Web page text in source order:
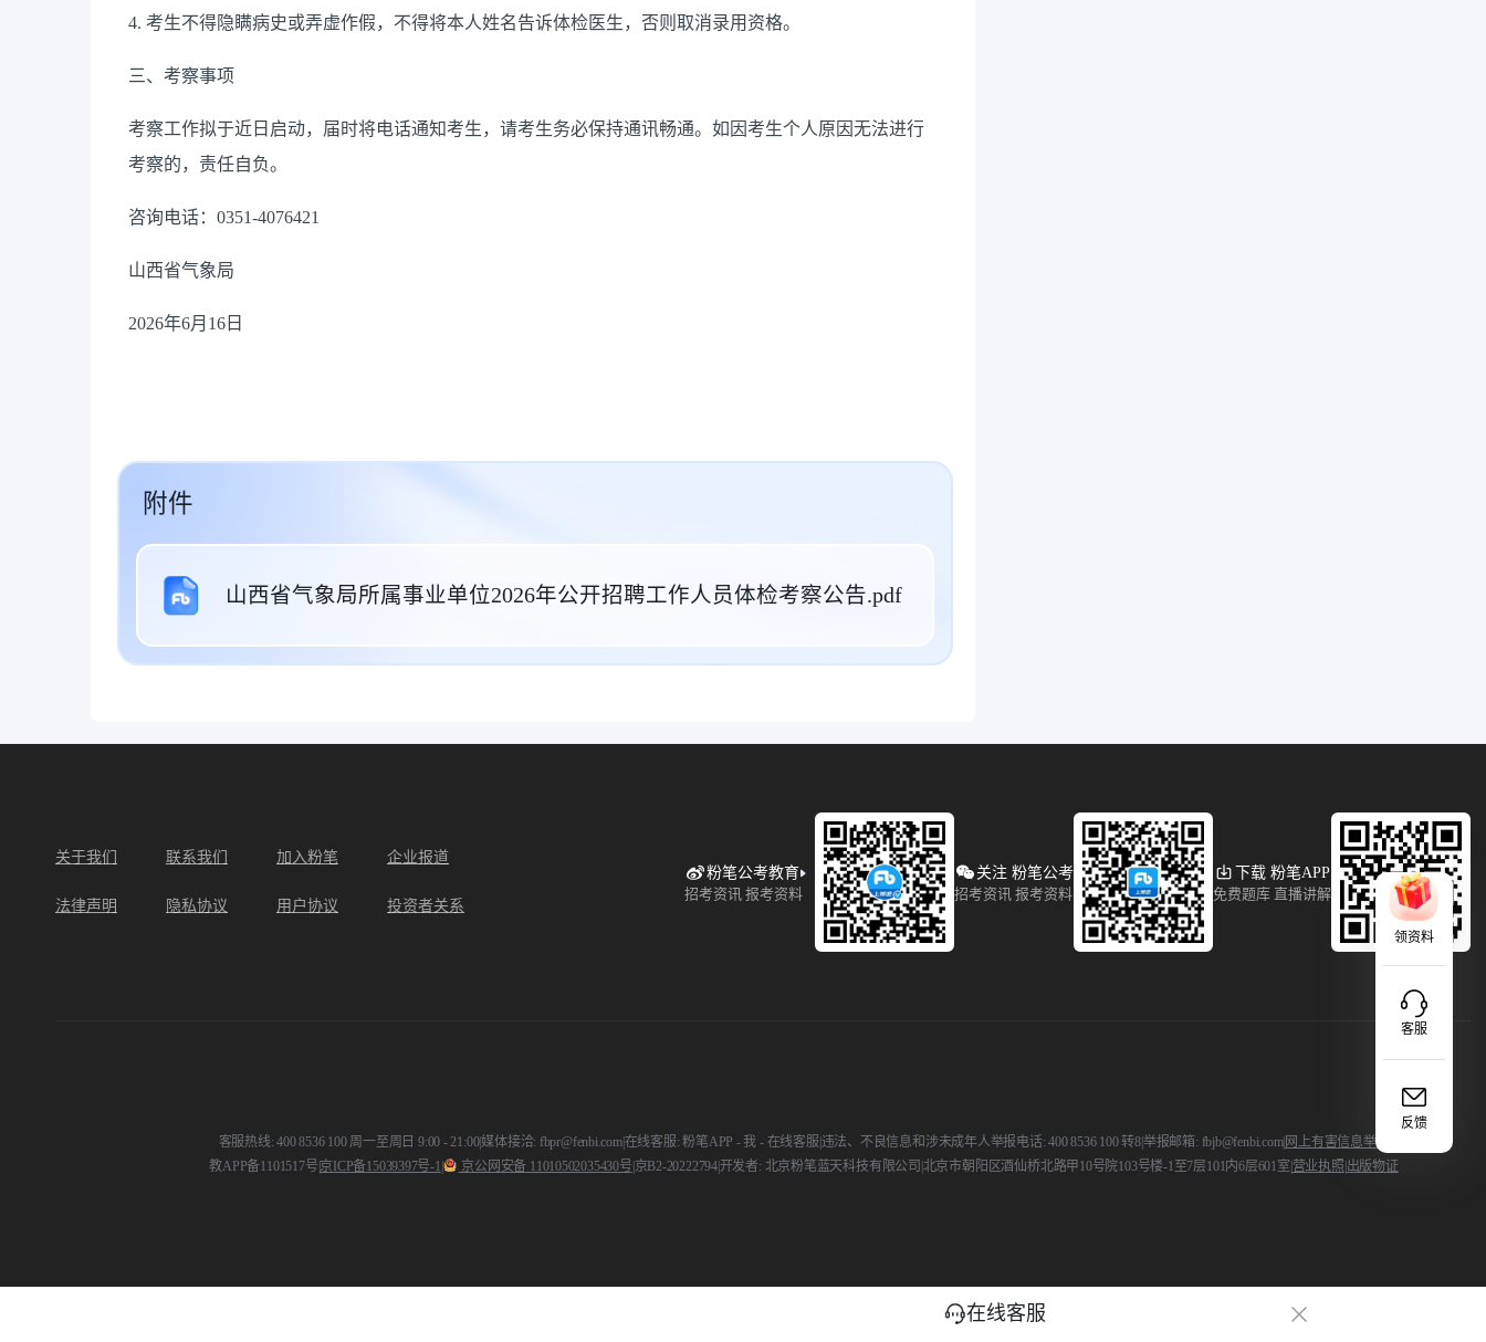
4. 考生不得隐瞒病史或弄虚作假，不得将本人姓名告诉体检医生，否则取消录用资格。
三、考察事项
考察工作拟于近日启动，届时将电话通知考生，请考生务必保持通讯畅通。如因考生个人原因无法进行
考察的，责任自负。
咨询电话：0351-4076421
山西省气象局
2026年6月16日
附件
山西省气象局所属事业单位2026年公开招聘工作人员体检考察公告.pdf
领资料
客服
反馈
关于我们 联系我们 加入粉笔 企业报道
法律声明 隐私协议 用户协议 投资者关系
粉笔公考教育
招考资讯 报考资料
关注 粉笔公考
招考资讯 报考资料
下载 粉笔APP
免费题库 直播讲解
客服热线: 400 8536 100 周一至周日 9:00 - 21:00|媒体接洽: fbpr@fenbi.com|在线客服: 粉笔APP - 我 - 在线客服 违法、不良信息和涉未成年人举报电话: 400 8536 100 转8举报邮箱: fbjb@fenbi.com| 网上有害信息举报
教APP备1101517号 京ICP备15039397号-1 京公网安备 11010502035430号 京B2-20222794|开发者: 北京粉笔蓝天科技有限公司 北京市朝阳区酒仙桥北路甲10号院103号楼-1至7层101内6层601室 营业执照 出版物证
在线客服